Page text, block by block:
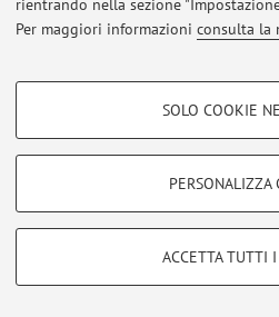
rientrando nella sezione
Per maggiori informazioni consulta la
COOKIE DI PROFILAZIONE -
COOKIE TECNICI - NECESSARI
Si tratta di cookie tecnici utilizzati, a
SOLO COOKIE
PERSONALIZZA
ACCETTA TUTTI
Tutti gli avvisi
© 2026 - ALMA MATER
Zamboni, 33 - 40126 Bologna -
|Note legali|